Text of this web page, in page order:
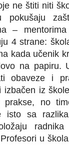
ne štiti niti
pokušaju
–
4 strane:
kada učenik
na papiru.
obaveze i
izbačen iz
prakse, no
isto sa
u